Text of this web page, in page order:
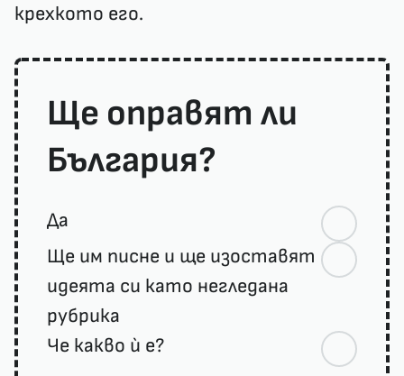
крехкото его.
Ще оправят ли
България?
Да
Ще им писне и ще изоставят
идеята си като негледана
рубрика
Че какво ѝ е?